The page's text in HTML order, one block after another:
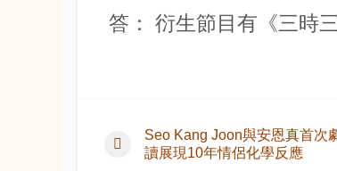
答： 衍生節目有《三時
Seo Kang Joon與安恩真首次
讀展現10年情侶化學反應